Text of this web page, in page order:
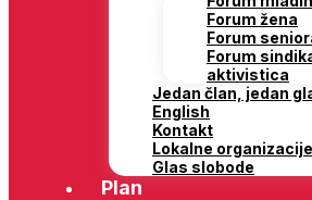
Forum žena
Forum
Forum
aktivistica
Jedan član, jedan
English
Kontakt
Lokalne organizacije
Glas slobode
Plan